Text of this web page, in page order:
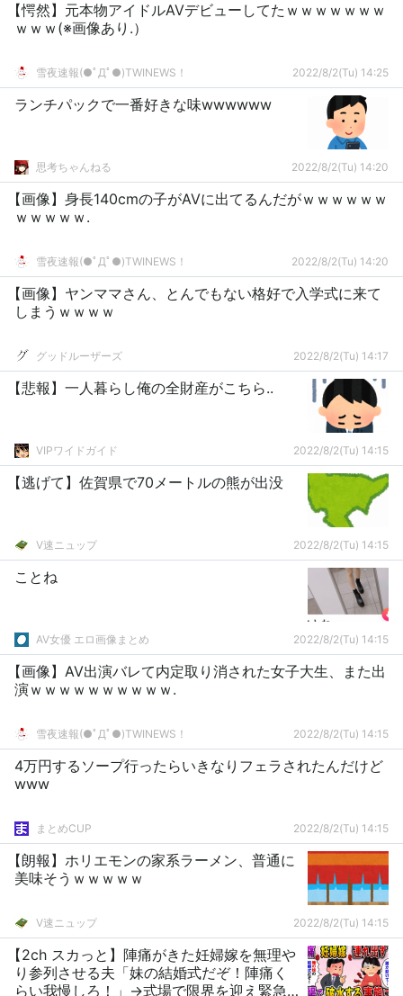
【愕然】元本物アイドルAVデビューしてたｗｗｗｗｗｗｗ
ｗｗｗ(※画像あり.）
雪夜速報(●ﾟДﾟ●)TWINEWS！ 2022/8/2(Tu) 14:25
ランチパックで一番好きな味wwwwww
思考ちゃんねる 2022/8/2(Tu) 14:20
【画像】身長140cmの子がAVに出てるんだがｗｗｗｗｗｗ
ｗｗｗｗｗ.
雪夜速報(●ﾟДﾟ●)TWINEWS！ 2022/8/2(Tu) 14:20
【画像】ヤンママさん、とんでもない格好で入学式に来て
しまうｗｗｗｗ
グッドルーザーズ 2022/8/2(Tu) 14:17
【悲報】一人暮らし俺の全財産がこちら..
VIPワイドガイド 2022/8/2(Tu) 14:15
【逃げて】佐賀県で70メートルの熊が出没
V速ニュップ 2022/8/2(Tu) 14:15
ことね
AV女優 エロ画像まとめ 2022/8/2(Tu) 14:15
【画像】AV出演バレて内定取り消された女子大生、また出
演ｗｗｗｗｗｗｗｗｗｗ.
雪夜速報(●ﾟДﾟ●)TWINEWS！ 2022/8/2(Tu) 14:15
4万円するソープ行ったらいきなりフェラされたんだけど
www
まとめCUP 2022/8/2(Tu) 14:15
【朗報】ホリエモンの家系ラーメン、普通に
美味そうｗｗｗｗｗ
V速ニュップ 2022/8/2(Tu) 14:15
【2ch スカっと】陣痛がきた妊婦嫁を無理や
り参列させる夫「妹の結婚式だぞ！陣痛く
らい我慢しろ！」→式場で限界を迎え緊急